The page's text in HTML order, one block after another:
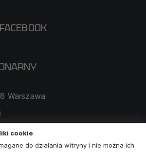
I PŁATNOŚĆ
KORPORACYJNE
Z PARTNERAMI
FACEBOOK
Warszawa
11:00 - 19:00
cookie
do działania witryny i nie można ich